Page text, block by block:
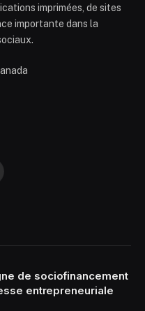
imprimées, de sites
importante dans la
de sociofinancement
entrepreneuriale